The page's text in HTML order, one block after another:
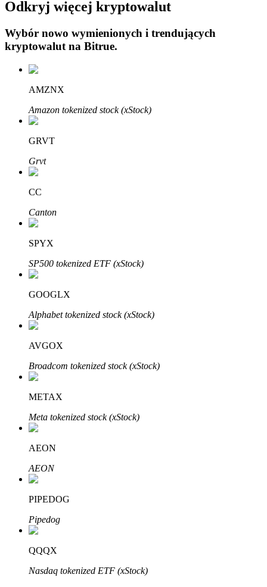
Automatyczna inwestycja
Zdobądź długoterminowy zysk i elastyczne zainteresowania
Naucz się stakingu
Dowiedz się, jak uzyskać dochód pasywny
Bitrue
AI
Bitruści Partnerzy
Odkryj więcej kryptowalut
Wybór nowo wymienionych i trendujących
kryptowalut na Bitrue.
AMZNX
Amazon tokenized stock (xStock)
GRVT
Grvt
CC
Canton
SPYX
SP500 tokenized ETF (xStock)
GOOGLX
Alphabet tokenized stock (xStock)
AVGOX
Broadcom tokenized stock (xStock)
METAX
Meta tokenized stock (xStock)
AEON
AEON
PIPEDOG
Pipedog
QQQX
Nasdaq tokenized ETF (xStock)